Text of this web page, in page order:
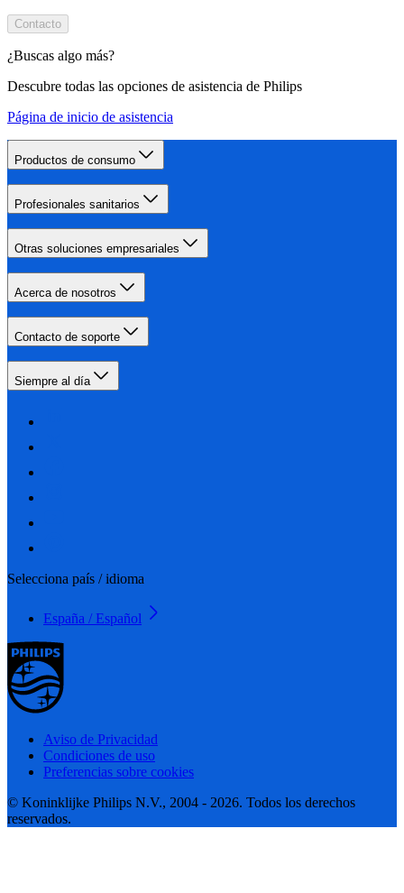
Contacto
¿Buscas algo más?
Descubre todas las opciones de asistencia de Philips
Página de inicio de asistencia
Productos de consumo
Profesionales sanitarios
Otras soluciones empresariales
Acerca de nosotros
Contacto de soporte
Siempre al día
Selecciona país / idioma
España / Español
Aviso de Privacidad
Condiciones de uso
Preferencias sobre cookies
© Koninklijke Philips N.V., 2004 - 2026. Todos los derechos
reservados.